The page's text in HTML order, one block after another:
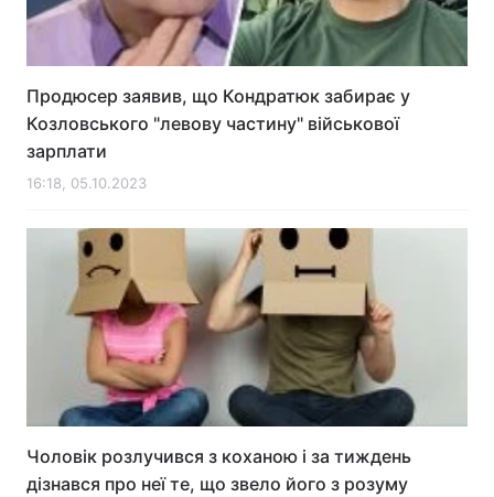
Продюсер заявив, що Кондратюк забирає у
Козловського "левову частину" військової
зарплати
16:18, 05.10.2023
Чоловік розлучився з коханою і за тиждень
дізнався про неї те, що звело його з розуму